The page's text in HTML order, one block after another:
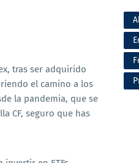
tras ser adquirido
el camino a los
la pandemia, que se
CF, seguro que has